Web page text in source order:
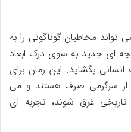
مخاطبان گوناگونی را به
ای جدید به سوی درک ابعاد
بگشاید. این رمان برای
از سرگرمی صرف هستند و می
غرق شوند، تجربه ای